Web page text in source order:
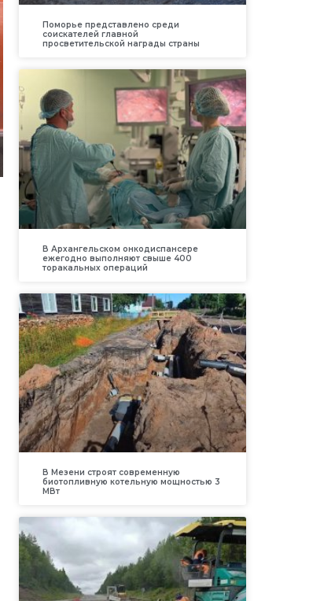
Поморье представлено среди
соискателей главной
просветительской награды страны
В Архангельском онкодиспансере
ежегодно выполняют свыше 400
торакальных операций
В Мезени строят современную
биотопливную котельную мощностью 3
МВт